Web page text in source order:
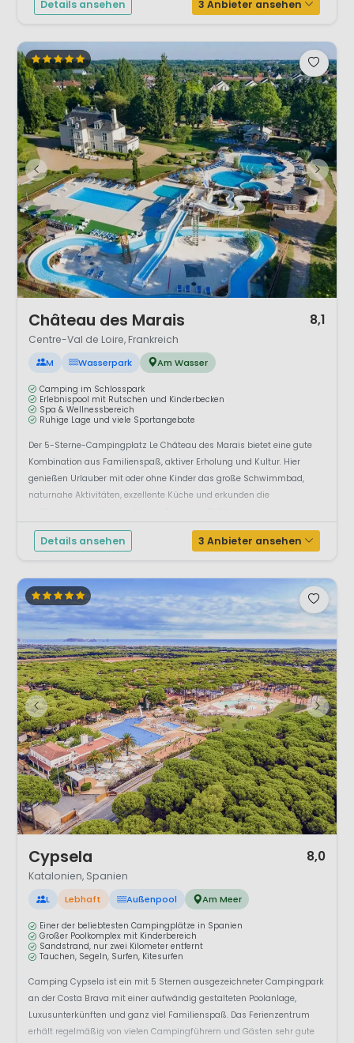
Details ansehen 3 Anbieter ansehen
Château des Marais 8,1
Centre-Val de Loire, Frankreich
M Wasserpark Am Wasser
Camping im Schlosspark
Erlebnispool mit Rutschen und Kinderbecken
Spa & Wellnessbereich
Ruhige Lage und viele Sportangebote
Der 5-Sterne-Campingplatz Le Château des Marais bietet eine gute
Kombination aus Familienspaß, aktiver Erholung und Kultur. Hier
genießen Urlauber mit oder ohne Kinder das große Schwimmbad,
naturnahe Aktivitäten, exzellente Küche und erkunden die
Details ansehen 3 Anbieter ansehen
Cypsela 8,0
Katalonien, Spanien
L Lebhaft Außenpool Am Meer
Einer der beliebtesten Campingplätze in Spanien
Großer Poolkomplex mit Kinderbereich
Sandstrand, nur zwei Kilometer entfernt
Tauchen, Segeln, Surfen, Kitesurfen
Camping Cypsela ist ein mit 5 Sternen ausgezeichneter Campingpark
an der Costa Brava mit einer aufwändig gestalteten Poolanlage,
Luxusunterkünften und ganz viel Familienspaß. Das Ferienzentrum
erhält regelmäßig von vielen Campingführern und Gästen sehr gute